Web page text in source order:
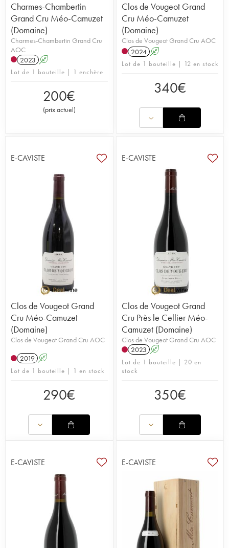
Charmes-Chambertin
Grand Cru Méo-Camuzet
(Domaine)
Charmes-Chambertin Grand Cru
AOC
2023 A
Lot de 1 bouteille | 1 enchère
200€
(prix actuel)
Clos de Vougeot Grand
Cru Méo-Camuzet
(Domaine)
Clos de Vougeot Grand Cru AOC
2024 A
Lot de 1 bouteille | 12 en stock
340€
E-CAVISTE
Clos de Vougeot Grand
Cru Méo-Camuzet
(Domaine)
Clos de Vougeot Grand Cru AOC
2019 A
Lot de 1 bouteille | 1 en stock
290€
E-CAVISTE
Clos de Vougeot Grand
Cru Près le Cellier Méo-
Camuzet (Domaine)
Clos de Vougeot Grand Cru AOC
2023 A
Lot de 1 bouteille | 20 en
stock
350€
E-CAVISTE E-CAVISTE